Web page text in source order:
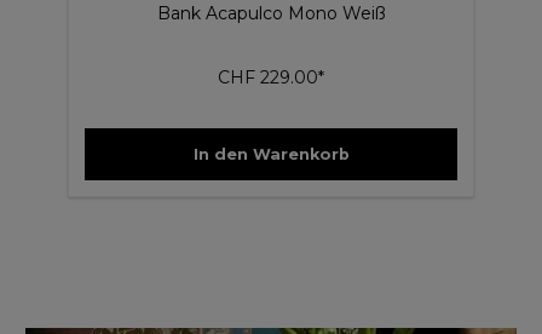
Bank Acapulco Mono Weiß
CHF 229.00*
In den Warenkorb